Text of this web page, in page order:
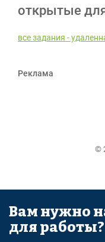
открытые
все задания -
Реклама
©
Вам нужно
для работы?